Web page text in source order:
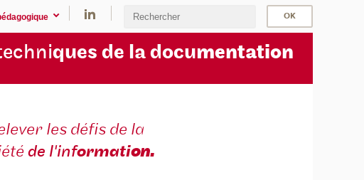
ques de la documentation
les défis de la
de l'information.